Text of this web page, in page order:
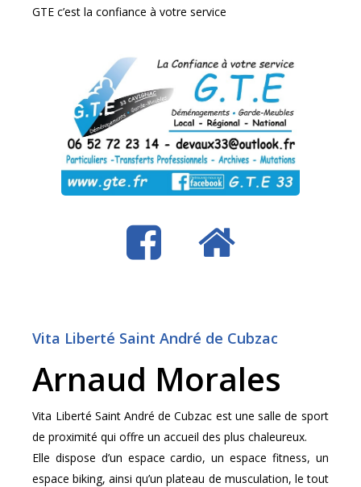
GTE c’est la confiance à votre service
Vita Liberté Saint André de Cubzac
Arnaud Morales
Vita Liberté Saint André de Cubzac est une salle de sport
de proximité qui offre un accueil des plus chaleureux.
Elle dispose d’un espace cardio, un espace fitness, un
espace biking, ainsi qu’un plateau de musculation, le tout